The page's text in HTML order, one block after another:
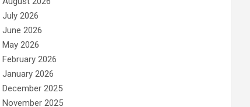
July 2026
June 2026
May 2026
February 2026
January 2026
December 2025
November 2025